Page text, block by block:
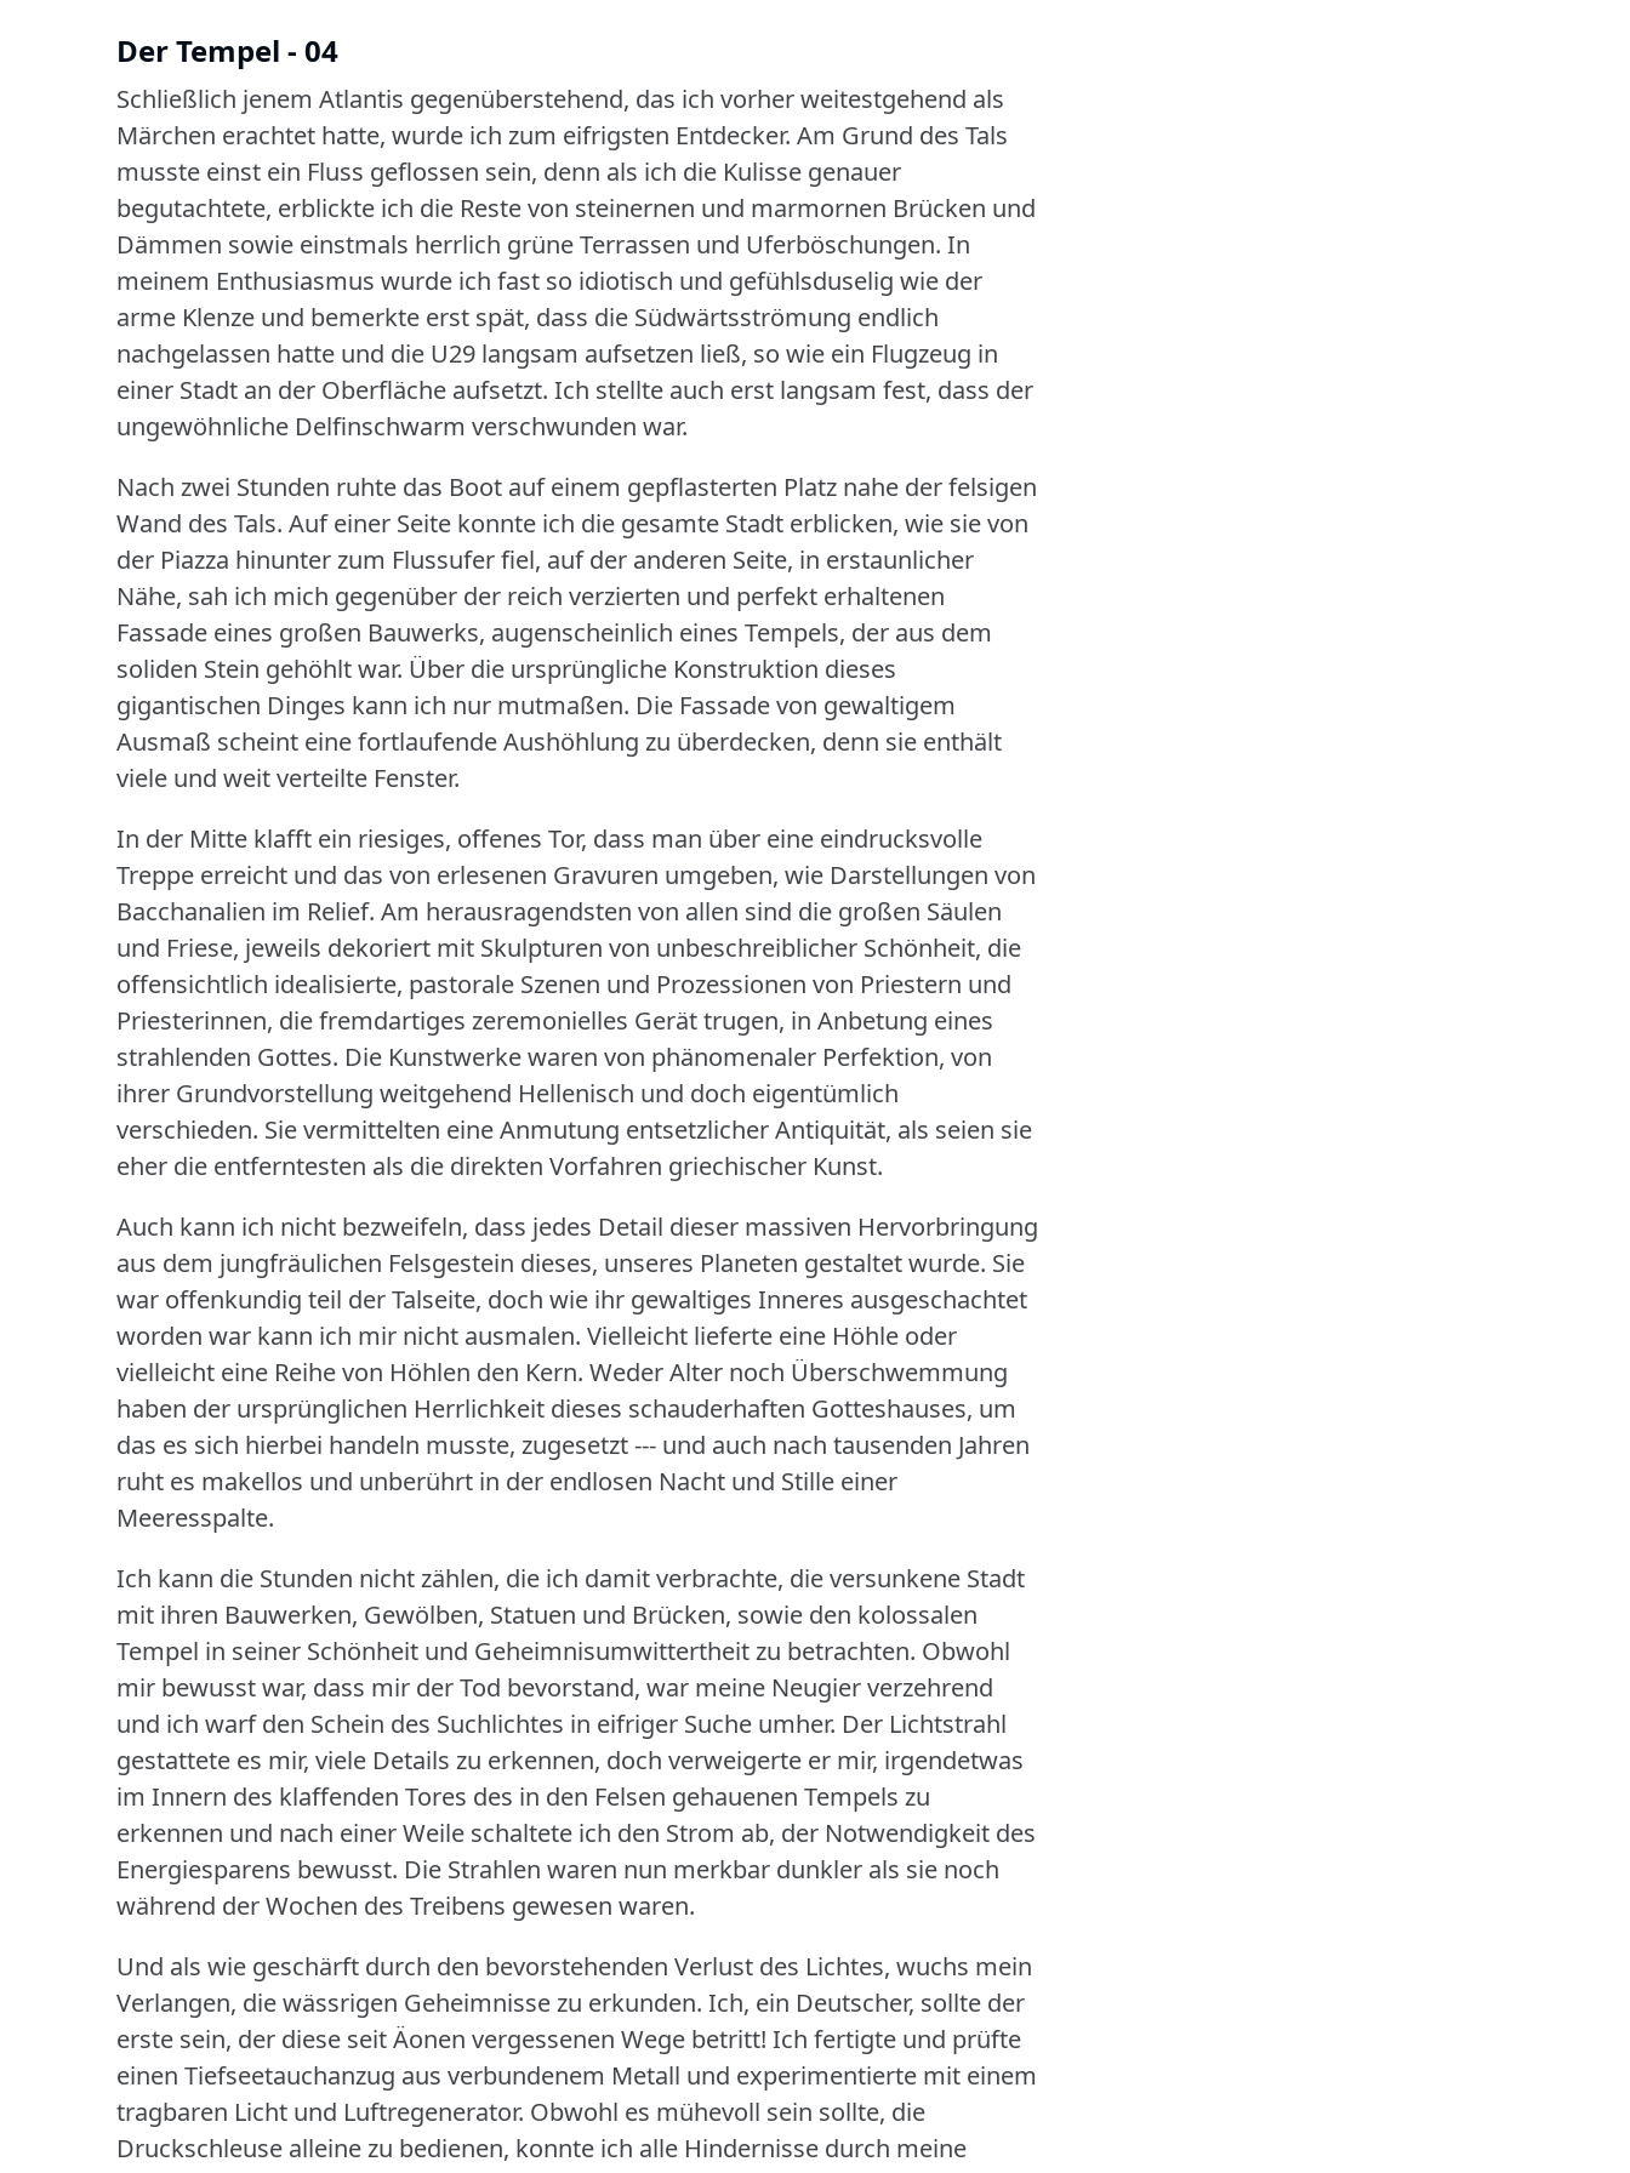
Der Tempel - 04
Schließlich jenem Atlantis gegenüberstehend, das ich vorher weitestgehend als
Märchen erachtet hatte, wurde ich zum eifrigsten Entdecker. Am Grund des Tals
musste einst ein Fluss geflossen sein, denn als ich die Kulisse genauer
begutachtete, erblickte ich die Reste von steinernen und marmornen Brücken und
Dämmen sowie einstmals herrlich grüne Terrassen und Uferböschungen. In
meinem Enthusiasmus wurde ich fast so idiotisch und gefühlsduselig wie der
arme Klenze und bemerkte erst spät, dass die Südwärtsströmung endlich
nachgelassen hatte und die U29 langsam aufsetzen ließ, so wie ein Flugzeug in
einer Stadt an der Oberfläche aufsetzt. Ich stellte auch erst langsam fest, dass der
ungewöhnliche Delfinschwarm verschwunden war.
Nach zwei Stunden ruhte das Boot auf einem gepflasterten Platz nahe der felsigen
Wand des Tals. Auf einer Seite konnte ich die gesamte Stadt erblicken, wie sie von
der Piazza hinunter zum Flussufer fiel, auf der anderen Seite, in erstaunlicher
Nähe, sah ich mich gegenüber der reich verzierten und perfekt erhaltenen
Fassade eines großen Bauwerks, augenscheinlich eines Tempels, der aus dem
soliden Stein gehöhlt war. Über die ursprüngliche Konstruktion dieses
gigantischen Dinges kann ich nur mutmaßen. Die Fassade von gewaltigem
Ausmaß scheint eine fortlaufende Aushöhlung zu überdecken, denn sie enthält
viele und weit verteilte Fenster.
In der Mitte klafft ein riesiges, offenes Tor, dass man über eine eindrucksvolle
Treppe erreicht und das von erlesenen Gravuren umgeben, wie Darstellungen von
Bacchanalien im Relief. Am herausragendsten von allen sind die großen Säulen
und Friese, jeweils dekoriert mit Skulpturen von unbeschreiblicher Schönheit, die
offensichtlich idealisierte, pastorale Szenen und Prozessionen von Priestern und
Priesterinnen, die fremdartiges zeremonielles Gerät trugen, in Anbetung eines
strahlenden Gottes. Die Kunstwerke waren von phänomenaler Perfektion, von
ihrer Grundvorstellung weitgehend Hellenisch und doch eigentümlich
verschieden. Sie vermittelten eine Anmutung entsetzlicher Antiquität, als seien sie
eher die entferntesten als die direkten Vorfahren griechischer Kunst.
Auch kann ich nicht bezweifeln, dass jedes Detail dieser massiven Hervorbringung
aus dem jungfräulichen Felsgestein dieses, unseres Planeten gestaltet wurde. Sie
war offenkundig teil der Talseite, doch wie ihr gewaltiges Inneres ausgeschachtet
worden war kann ich mir nicht ausmalen. Vielleicht lieferte eine Höhle oder
vielleicht eine Reihe von Höhlen den Kern. Weder Alter noch Überschwemmung
haben der ursprünglichen Herrlichkeit dieses schauderhaften Gotteshauses, um
das es sich hierbei handeln musste, zugesetzt --- und auch nach tausenden Jahren
ruht es makellos und unberührt in der endlosen Nacht und Stille einer
Meeresspalte.
Ich kann die Stunden nicht zählen, die ich damit verbrachte, die versunkene Stadt
mit ihren Bauwerken, Gewölben, Statuen und Brücken, sowie den kolossalen
Tempel in seiner Schönheit und Geheimnisumwittertheit zu betrachten. Obwohl
mir bewusst war, dass mir der Tod bevorstand, war meine Neugier verzehrend
und ich warf den Schein des Suchlichtes in eifriger Suche umher. Der Lichtstrahl
gestattete es mir, viele Details zu erkennen, doch verweigerte er mir, irgendetwas
im Innern des klaffenden Tores des in den Felsen gehauenen Tempels zu
erkennen und nach einer Weile schaltete ich den Strom ab, der Notwendigkeit des
Energiesparens bewusst. Die Strahlen waren nun merkbar dunkler als sie noch
während der Wochen des Treibens gewesen waren.
Und als wie geschärft durch den bevorstehenden Verlust des Lichtes, wuchs mein
Verlangen, die wässrigen Geheimnisse zu erkunden. Ich, ein Deutscher, sollte der
erste sein, der diese seit Äonen vergessenen Wege betritt! Ich fertigte und prüfte
einen Tiefseetauchanzug aus verbundenem Metall und experimentierte mit einem
tragbaren Licht und Luftregenerator. Obwohl es mühevoll sein sollte, die
Druckschleuse alleine zu bedienen, konnte ich alle Hindernisse durch meine